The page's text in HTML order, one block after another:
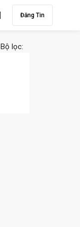
Đăng Tin
Bộ lọc: